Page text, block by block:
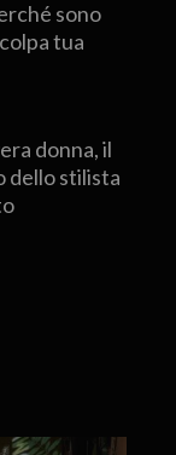
sono
tua
donna, il
dello stilista